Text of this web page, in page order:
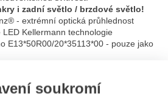
soukromí
i zadní světlo / brzdové světlo!
- extrémní optická průhlednost
LED Kellermann technologie
E13*50R00/20*35113*00 - pouze jako